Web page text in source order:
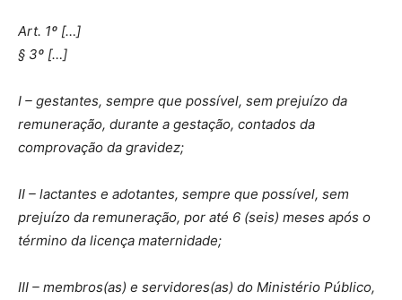
Art. 1º […]
§ 3º […]
I – gestantes, sempre que possível, sem prejuízo da
remuneração, durante a gestação, contados da
comprovação da gravidez;
II – lactantes e adotantes, sempre que possível, sem
prejuízo da remuneração, por até 6 (seis) meses após o
término da licença maternidade;
III – membros(as) e servidores(as) do Ministério Público,